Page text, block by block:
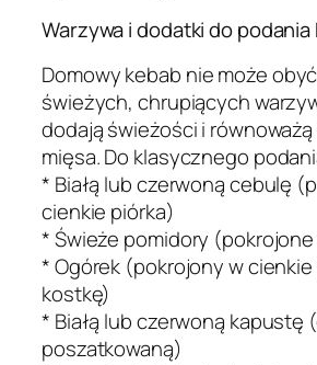
Warzywa i dodatki do
Domowy kebab nie może
świeżych, chrupiących
dodają świeżości i
mięsa. Do klasycznego
* Białą lub czerwoną cebulę
cienkie piórka)
* Świeże pomidory
* Ogórek (pokrojony w
kostkę)
* Białą lub czerwoną kapustę
poszatkowaną)